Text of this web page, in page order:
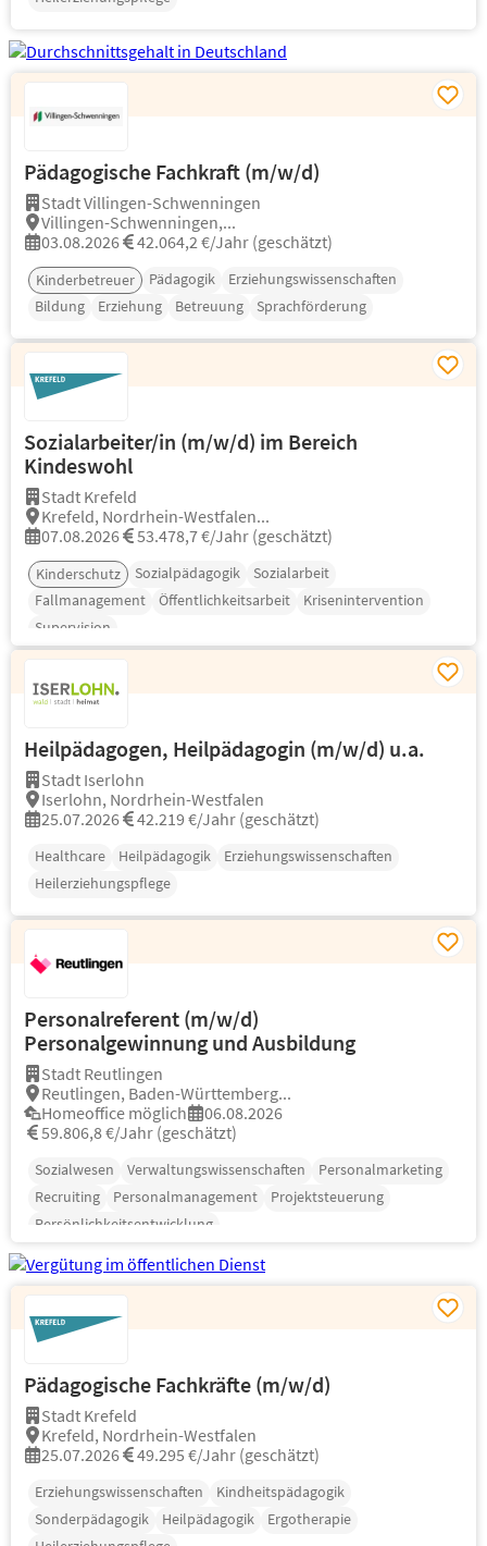
Pädagogische Fachkraft (m/w/d)
Stadt Villingen-Schwenningen
Villingen-Schwenningen,...
03.08.2026
42.064,2 €/Jahr (geschätzt)
Kinderbetreuer Pädagogik
Erziehungswissenschaften
Bildung
Erziehung Betreuung Sprachförderung
Sozialarbeiter/in (m/w/d) im Bereich
Kindeswohl
Stadt Krefeld
Krefeld, Nordrhein-Westfalen...
07.08.2026
53.478,7 €/Jahr (geschätzt)
Kinderschutz Sozialpädagogik
Sozialarbeit
Fallmanagement
Öffentlichkeitsarbeit
Krisenintervention
Supervision
Heilpädagogen, Heilpädagogin (m/w/d) u.a.
Stadt Iserlohn
Iserlohn, Nordrhein-Westfalen
25.07.2026
42.219 €/Jahr (geschätzt)
Healthcare Heilpädagogik
Erziehungswissenschaften
Heilerziehungspflege
Personalreferent (m/w/d)
Personalgewinnung und Ausbildung
Stadt Reutlingen
Reutlingen, Baden-Württemberg...
Homeoffice möglich
06.08.2026
59.806,8 €/Jahr (geschätzt)
Sozialwesen Verwaltungswissenschaften
Personalmarketing
Recruiting
Personalmanagement
Projektsteuerung
Persönlichkeitsentwicklung
Pädagogische Fachkräfte (m/w/d)
Stadt Krefeld
Krefeld, Nordrhein-Westfalen
25.07.2026
49.295 €/Jahr (geschätzt)
Erziehungswissenschaften
Kindheitspädagogik
Sonderpädagogik
Heilpädagogik
Ergotherapie